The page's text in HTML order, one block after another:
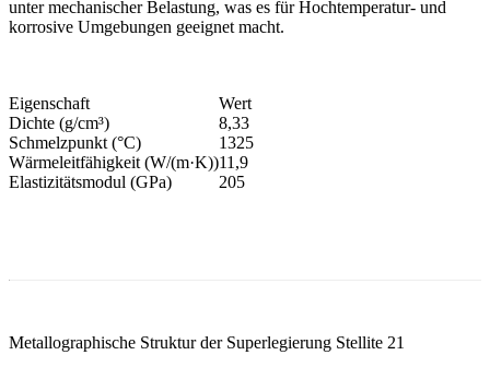
unter mechanischer Belastung, was es für Hochtemperatur- und
korrosive Umgebungen geeignet macht.
Eigenschaft
Wert
Dichte (g/cm³)
8,33
Schmelzpunkt (°C)
1325
Wärmeleitfähigkeit (W/(m·K))11,9
Elastizitätsmodul (GPa)
205
Metallographische Struktur der Superlegierung Stellite 21